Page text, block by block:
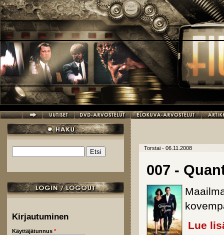
Hyppää pääsisältöön
Hakulomake
Kirjautuminen
Käyttäjätunnus *
Torstai - 06.11.2008
007 -
Lue